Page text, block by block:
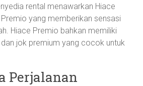
rental menawarkan Hiace
yang memberikan sensasi
Hiace Premio bahkan memiliki
jok premium yang cocok untuk
Perjalanan